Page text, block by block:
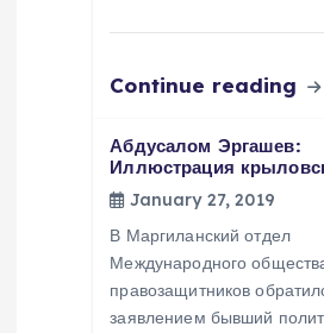
Continue reading
Абдусалом Эргашев:
Иллюстрация
January 27, 2019
В Маргиланский отдел
Международного
правозащитников
заявлением бывший